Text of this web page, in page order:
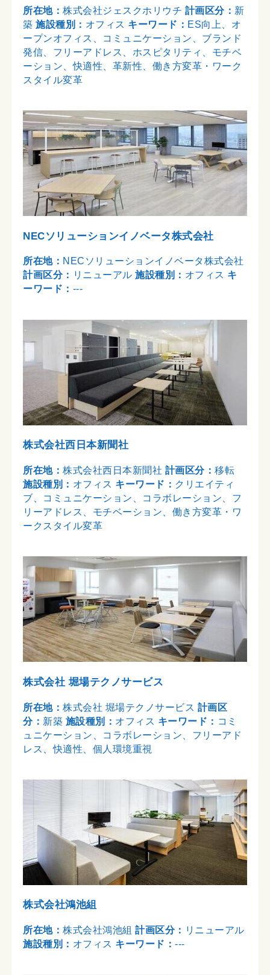
所在地：株式会社ジェスクホリウチ 計画区分： 新
築施設種別： オフィス キーワード： ES向上、オ
ープンオフィス、コミュニケーション、ブランド
発信、フリーアドレス、ホスピタリティ、モチベ
ーション、快適性、革新性、働き方変革・ワーク
スタイル変革
NECソリューションイノベータ株式会社
所在地： NECソリューションイノベータ株式会社
計画区分： リニューアル施設種別： オフィス キ
ーワード： ---
株式会社西日本新聞社
所在地：株式会社西日本新聞社 計画区分：移転
施設種別： オフィス キーワード： クリエイティ
ブ、コミュニケーション、コラボレーション、フ
リーアドレス、モチベーション、働き方変革・ワ
ークスタイル変革
株式会社 堀場テクノサービス
所在地：株式会社 堀場テクノサービス 計画区
分： 新築 施設種別： オフィス キーワード： コミ
ュニケーション、コラボレーション、フリーアド
レス、快適性、個人環境重視
株式会社鴻池組
所在地：株式会社鴻池組計画区分： リニューアル
施設種別： オフィス キーワード：---